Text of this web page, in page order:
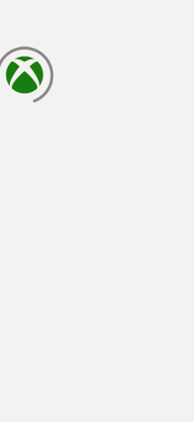
cargando